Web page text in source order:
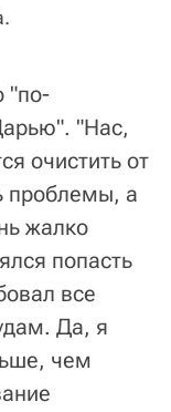
"по-
"Нас,
очистить от
проблемы, а
жалко
попасть
все
Да, я
чем